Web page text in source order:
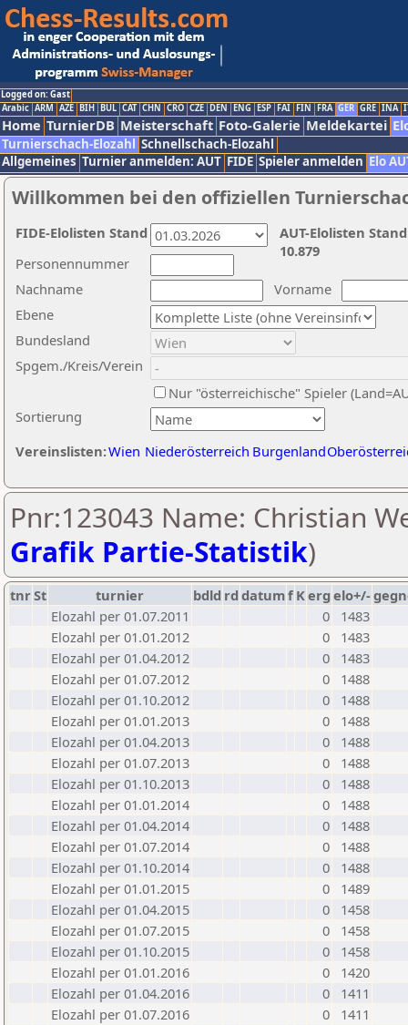
Logged on: Gast
Arabic ARM AZE BIH BUL CAT CHN CRO CZE DEN ENG ESP FAI FIN FRA GER GRE INA
Home TurnierDB Meisterschaft Foto-Galerie Meldekartei
Turnierschach-Elozahl Schnellschach-Elozahl
Allgemeines Turnier anmelden: AUT FIDE Spieler anmelden Elo
Willkommen bei den offiziellen
Nachname
Vorname
Ebene
Sortierung
Personennummer
Bundesland
Spgem./Kreis/Verein
Nur "österreichische" Spieler
Vereinslisten:Wien Niederösterreich Burgenland
AUT-Elolisten
10.879
FIDE-Elolisten Stand
Pnr:123043 Name: Christian
Grafik Partie-Statistik)
tnrSt turnier bdld rd datumf Kerg elo+/-
Elozahl per 01.07.2011
0
1483
Elozahl per 01.01.2012
0
1483
Elozahl per 01.04.2012
0
1483
Elozahl per 01.07.2012
0
1488
Elozahl per 01.10.2012
0
1488
Elozahl per 01.01.2013
0
1488
Elozahl per 01.04.2013
0
1488
Elozahl per 01.07.2013
0
1488
Elozahl per 01.10.2013
0
1488
Elozahl per 01.01.2014
0
1488
Elozahl per 01.04.2014
0
1488
Elozahl per 01.07.2014
0
1488
Elozahl per 01.10.2014
0
1488
Elozahl per 01.01.2015
0
1489
Elozahl per 01.04.2015
0
1458
Elozahl per 01.07.2015
0
1458
Elozahl per 01.10.2015
0
1458
Elozahl per 01.01.2016
0
1420
Elozahl per 01.04.2016
0
1411
Elozahl per 01.07.2016
0
1411